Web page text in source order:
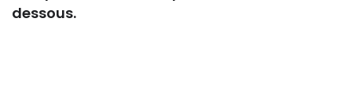
dessous.